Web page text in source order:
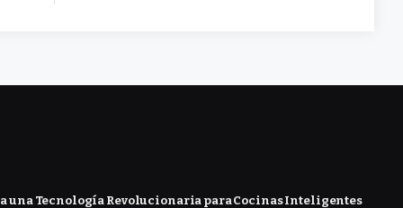
una Tecnología Revolucionaria para Cocinas Inteligentes